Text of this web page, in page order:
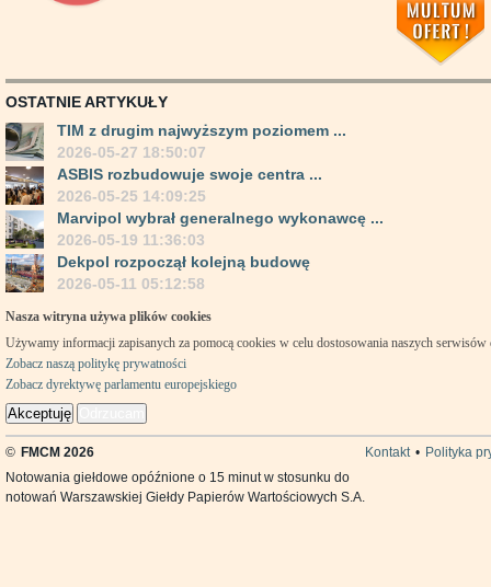
OSTATNIE ARTYKUŁY
TIM z drugim najwyższym poziomem ...
2026-05-27 18:50:07
ASBIS rozbudowuje swoje centra ...
2026-05-25 14:09:25
Marvipol wybrał generalnego wykonawcę ...
2026-05-19 11:36:03
Dekpol rozpoczął kolejną budowę
2026-05-11 05:12:58
Nasza witryna używa plików cookies
Używamy informacji zapisanych za pomocą cookies w celu dostosowania naszych
Zobacz naszą politykę prywatności
Zobacz dyrektywę parlamentu europejskiego
Akceptuję
© FMCM 2026 Kontakt • Polityka
Notowania giełdowe opóźnione o 15 minut w stosunku do
notowań Warszawskiej Giełdy Papierów Wartościowych S.A.